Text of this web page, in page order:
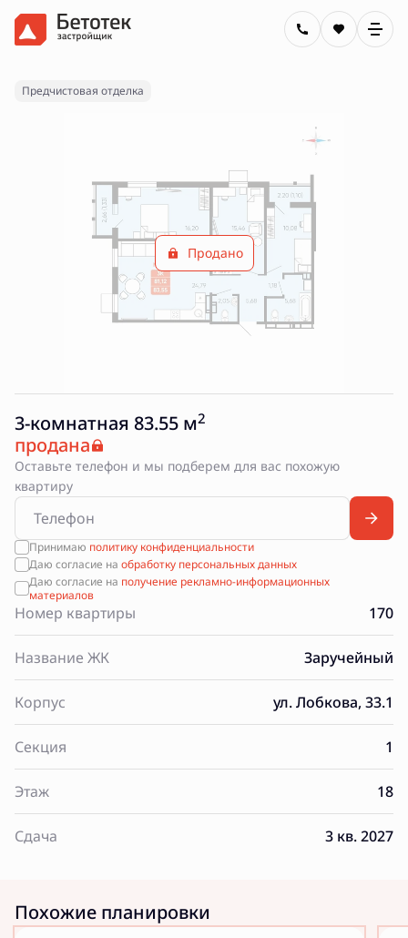
3-комнатная83.55 м Цена по запросу
Предчистовая отделка
Продано
3-комнатная 83.55 м2
продана
Оставьте телефон и мы подберем для вас похожую
квартиру
Принимаю политику конфиденциальности
Даю согласие на обработку персональных данных
Даю согласие на получение рекламно-информационных
материалов
Номер квартиры 170
Название ЖК Заручейный
Корпус ул. Лобкова, 33.1
Секция 1
Этаж 18
Сдача 3 кв. 2027
Похожие планировки